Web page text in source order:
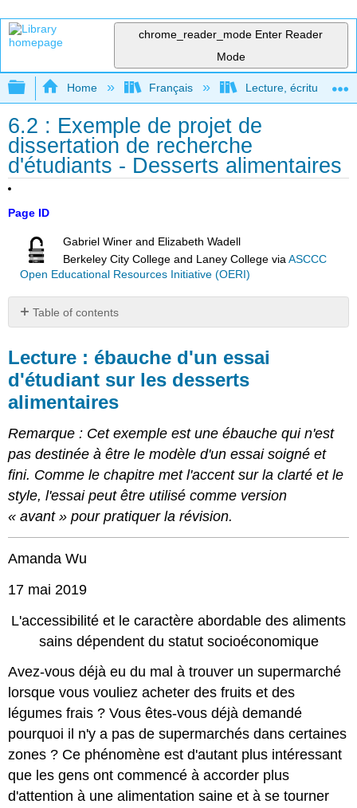
chrome_reader_mode Enter Reader
Mode
Expand/collapse global hierarchy
Home Français Lecture, écriture,
6.2 : Exemple de projet de
dissertation de recherche
d'étudiants - Desserts alimentaires
Page ID
Gabriel Winer and Elizabeth Wadell
Berkeley City College and Laney College viaASCCC
Open Educational Resources Initiative (OERI)
Table of contents
ébauche
d'un
essai
d'étudiant
les
desserts
alimentaires
Licences
et
attributions
Contenu
licence
CC :
original
Lecture : ébauche d'un essai
d'étudiant sur les desserts
alimentaires
Remarque : Cet exemple est une ébauche qui n'est
pas destinée à être le modèle d'un essai soigné et
fini. Comme le chapitre met l'accent sur la clarté et le
style, l'essai peut être utilisé comme version
« avant » pour pratiquer la révision.
Amanda Wu
17 mai 2019
L'accessibilité et le caractère abordable des aliments
sains dépendent du statut socioéconomique
Avez-vous déjà eu du mal à trouver un supermarché
lorsque vous vouliez acheter des fruits et des
légumes frais ? Vous êtes-vous déjà demandé
pourquoi il n'y a pas de supermarchés dans certaines
zones ? Ce phénomène est d'autant plus intéressant
que les gens ont commencé à accorder plus
d'attention à une alimentation saine et à se tourner